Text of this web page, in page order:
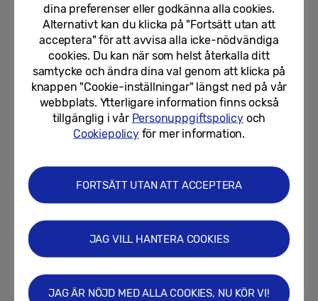
25/06/2025
[Inbjudan] Galaxy Unpacked juli
2025: Ultra-upplevelsen är redo
att vecklas ut
24/06/2025
RM från BTS blir ny global
17/06/2025
den största samlingen hittills på
Samsung Art Store
dina preferenser eller godkänna alla cookies.
Alternativt kan du klicka på "Fortsätt utan att
acceptera" för att avvisa alla icke-nödvändiga
cookies. Du kan när som helst återkalla ditt
samtycke och ändra dina val genom att klicka på
knappen "Cookie-inställningar" längst ned på vår
webbplats. Ytterligare information finns också
tillgänglig i vår Personuppgiftspolicyoch
Cookiepolicyför mer information.
FORTSÄTT UTAN ATT ACCEPTERA
JAG VILL HANTERA COOKIES
JAG ÄR NÖJD MED ALLA COOKIES, NU KÖR VI!